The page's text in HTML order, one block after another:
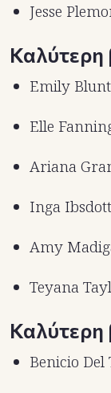
Jesse
Καλύτερη
Emily
Elle
Ariana
Inga
Amy
Teyana
Καλύτερη
Benicio